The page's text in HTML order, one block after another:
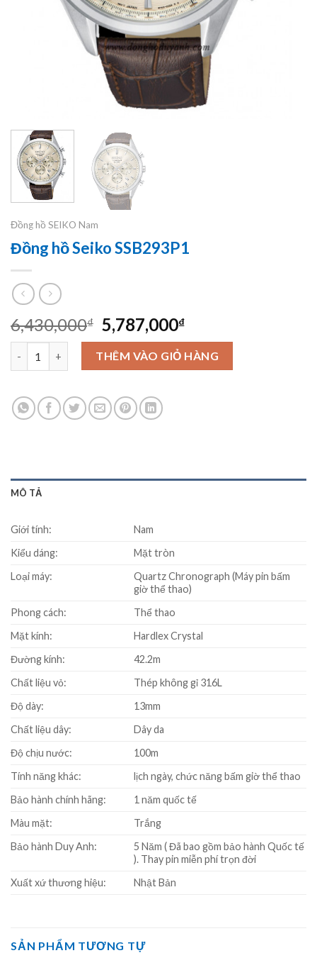
Đồng hồ SEIKO Nam
Đồng hồ Seiko SSB293P1
6,430,000₫ Original
price
was:
6,430,000₫.
5,787,000₫Current
price
is:
5,787,000₫.
Đồng hồ Seiko SSB293P1 số lượng
THÊM VÀO GIỎ HÀNG
MÔ TẢ
Giới tính:
Nam
Kiểu dáng:
Mặt tròn
Loại máy:
Quartz Chronograph (Máy pin bấm
giờ thể thao)
Phong cách:
Thể thao
Mặt kính:
Hardlex Crystal
Đường kính:
42.2m
Chất liệu vỏ:
Thép không gỉ 316L
Độ dày:
13mm
Chất liệu dây:
Dây da
Độ chịu nước:
100m
Tính năng khác:
lịch ngày, chức năng bấm giờ thể thao
Bảo hành chính hãng:
1 năm quốc tế
Màu mặt:
Trắng
Bảo hành Duy Anh:
5 Năm ( Đã bao gồm bảo hành Quốc tế
). Thay pin miễn phí trọn đời
Xuất xứ thương hiệu:
Nhật Bản
SẢN PHẨM TƯƠNG TỰ